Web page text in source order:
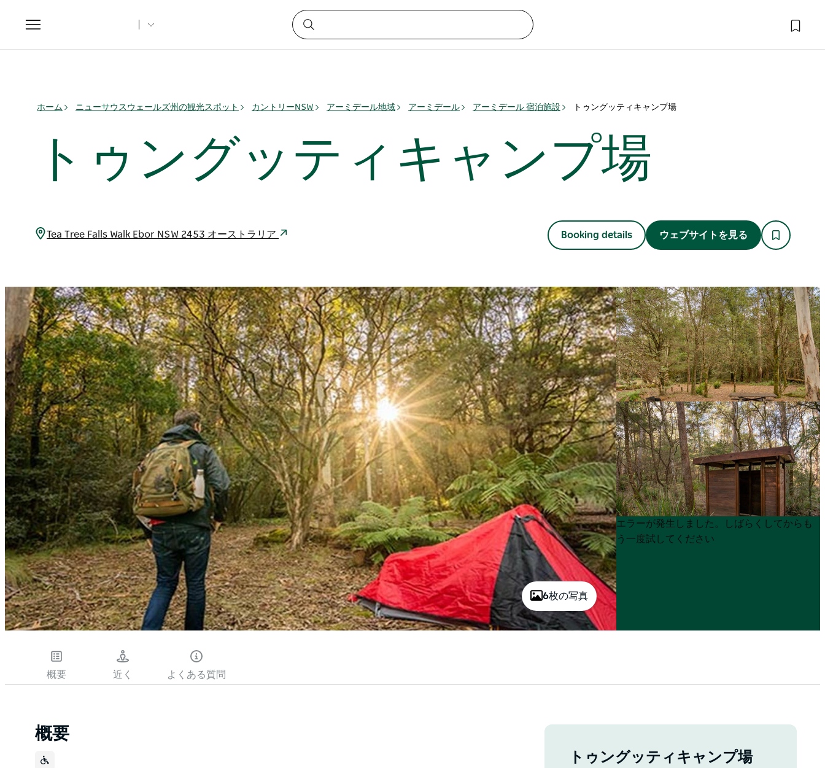
Toggle
navigation
ホーム ニューサウスウェールズ州の観光スポット カントリーNSW アーミデール地域 アーミデール アーミデール 宿泊施設 トゥングッティキャンプ場
トゥングッティキャンプ場
Tea Tree Falls Walk Ebor NSW 2453 オーストラリア Booking details ウェブサイトを見る
6枚の写真
Product
List
Product
List
エラーが発生しました。しばらくしてからも
う一度試してください
概要 近く よくある質問
概要
トゥングッティキャンプ場